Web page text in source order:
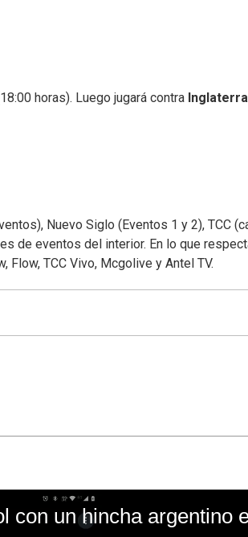
horas). Luego jugará contra Inglaterra
Nuevo Siglo (Eventos 1 y 2), TCC
de eventos del interior. En lo que
Flow, TCC Vivo, Mcgolive y Antel TV.